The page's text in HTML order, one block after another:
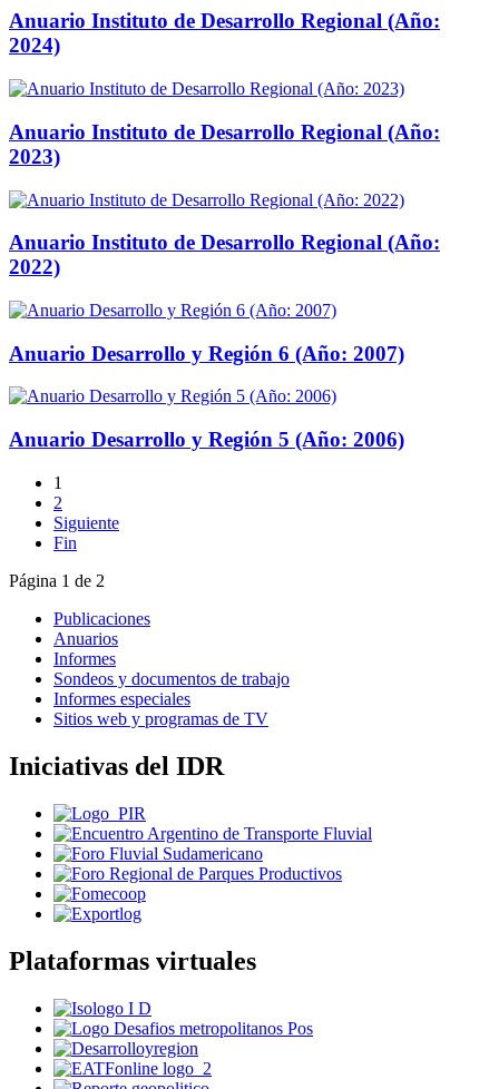
Anuario Instituto de Desarrollo Regional (Año:
2024)
Anuario Instituto de Desarrollo Regional (Año:
2023)
Anuario Instituto de Desarrollo Regional (Año:
2022)
Anuario Desarrollo y Región 6 (Año: 2007)
Anuario Desarrollo y Región 5 (Año: 2006)
1
2
Siguiente
Fin
Página 1 de 2
Publicaciones
Anuarios
Informes
Sondeos y documentos de trabajo
Informes especiales
Sitios web y programas de TV
Iniciativas del IDR
Plataformas virtuales